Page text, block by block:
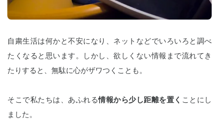
自粛生活は何かと不安になり、ネットなどでいろいろと調べ
たくなると思います。しかし、欲しくない情報まで流れてき
たりすると、無駄に心がザワつくことも。
そこで私たちは、あふれる情報から少し距離を置く ことにし
ました。